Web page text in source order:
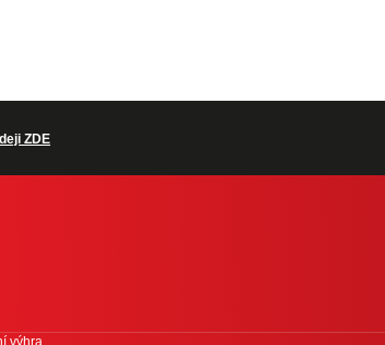
ZDE
výhra